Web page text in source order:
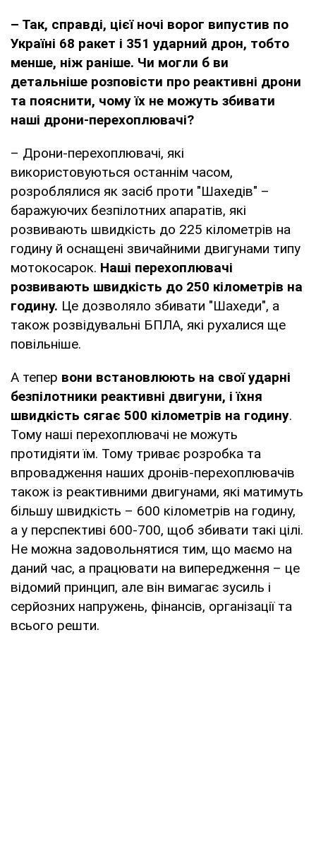
– Так, справді, цієї ночі ворог випустив по
Україні 68 ракет і 351 ударний дрон, тобто
менше, ніж раніше. Чи могли б ви
детальніше розповісти про реактивні дрони
та пояснити, чому їх не можуть збивати
наші дрони-перехоплювачі?
– Дрони-перехоплювачі, які
використовуються останнім часом,
розроблялися як засіб проти "Шахедів" –
баражуючих безпілотних апаратів, які
розвивають швидкість до 225 кілометрів на
годину й оснащені звичайними двигунами типу
мотокосарок. Наші перехоплювачі
розвивають швидкість до 250 кілометрів на
годину. Це дозволяло збивати "Шахеди", а
також розвідувальні БПЛА, які рухалися ще
повільніше.
А тепер вони встановлюють на свої ударні
безпілотники реактивні двигуни, і їхня
швидкість сягає 500 кілометрів на годину.
Тому наші перехоплювачі не можуть
протидіяти їм. Тому триває розробка та
впровадження наших дронів-перехоплювачів
також із реактивними двигунами, які матимуть
більшу швидкість – 600 кілометрів на годину,
а у перспективі 600-700, щоб збивати такі цілі.
Не можна задовольнятися тим, що маємо на
даний час, а працювати на випередження – це
відомий принцип, але він вимагає зусиль і
серйозних напружень, фінансів, організації та
всього решти.